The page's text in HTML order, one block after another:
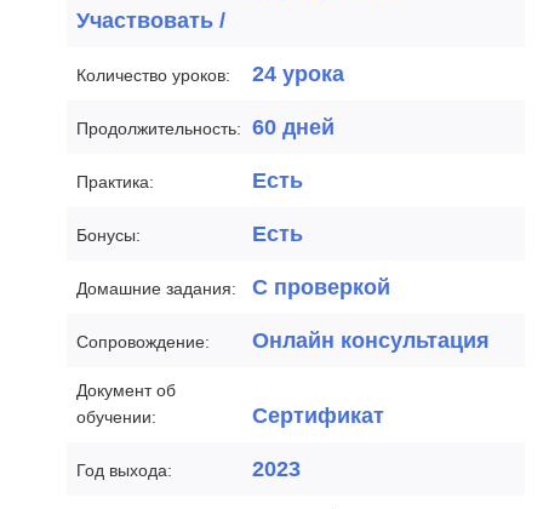
Участвовать /
Количество уроков: 24 урока
Продолжительность: 60 дней
Практика: Есть
Бонусы: Есть
Домашние задания: С проверкой
Сопровождение: Онлайн консультация
Документ об
обучении:
Сертификат
Год выхода: 2023